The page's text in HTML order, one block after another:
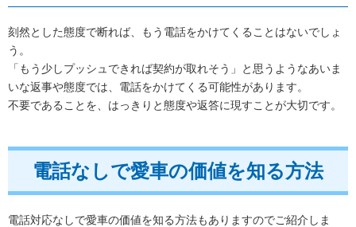
刻然とした態度で断れば、もう電話をかけてくることはないでしょ
う。
「もう少しプッシュできれば契約が取れそう」と思うようなあいま
いな返事や態度では、電話をかけてくる可能性があります。
不要であることを、はっきりと態度や返答に現すことが大切です。
電話なしで愛車の価値を知る方法
電話対応なしで愛車の価値を知る方法もありますのでご紹介しま